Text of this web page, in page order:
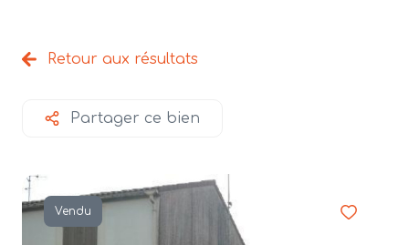
vente
agences
estimation
Retour aux résultats
Partager ce bien
Vendu